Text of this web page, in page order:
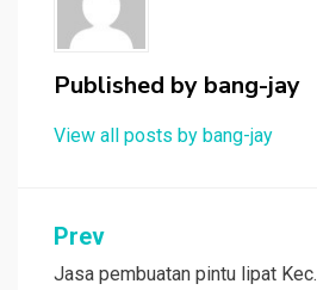
Published by bang-jay
View all posts by bang-jay
Post
Prev
Jasa pembuatan pintu lipat